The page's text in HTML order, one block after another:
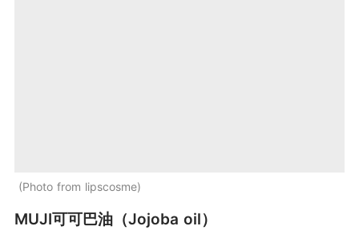
Photo from lipscosme
MUJI可可巴油（Jojoba oil）